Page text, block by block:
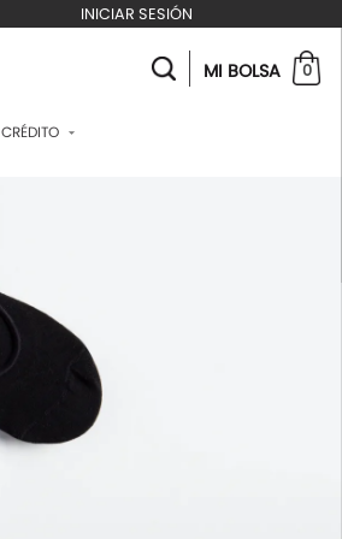
INICIAR SESIÓN
CRÉDITO
MI BOLSA 0